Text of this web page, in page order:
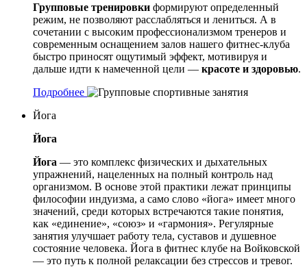
Групповые тренировки формируют определенный
режим, не позволяют расслабляться и лениться. А в
сочетании с высоким профессионализмом тренеров и
современным оснащением залов нашего фитнес-клуба
быстро приносят ощутимый эффект, мотивируя и
дальше идти к намеченной цели — красоте и здоровью.
Подробнее
Йога
Йога
Йога — это комплекс физических и дыхательных
упражнений, нацеленных на полный контроль над
организмом. В основе этой практики лежат принципы
философии индуизма, а само слово «йога» имеет много
значений, среди которых встречаются такие понятия,
как «единение», «союз» и «гармония». Регулярные
занятия улучшает работу тела, суставов и душевное
состояние человека. Йога в фитнес клубе на Войковской
— это путь к полной релаксации без стрессов и тревог.